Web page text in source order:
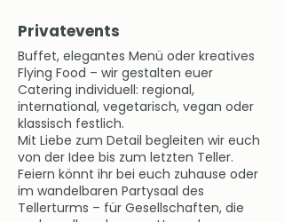
Privatevents
Buffet, elegantes Menü oder kreatives
Flying Food – wir gestalten euer
Catering individuell: regional,
international, vegetarisch, vegan oder
klassisch festlich.
Mit Liebe zum Detail begleiten wir euch
von der Idee bis zum letzten Teller.
Feiern könnt ihr bei euch zuhause oder
im wandelbaren Partysaal des
Tellerturms – für Gesellschaften, die